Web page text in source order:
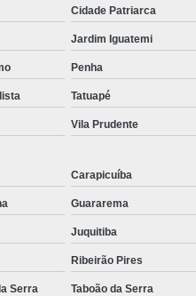
Cidade Patriarca
Jardim Iguatemi
Penha
Tatuapé
Vila Prudente
Carapicuíba
Guararema
Juquitiba
Ribeirão Pires
Serra Taboão da Serra